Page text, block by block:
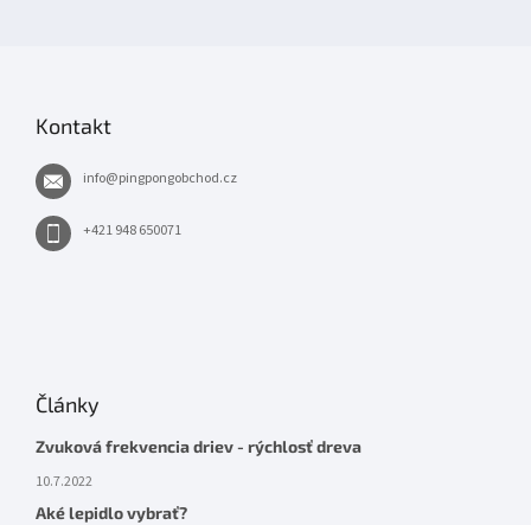
Kontakt
info@pingpongobchod.cz
+421 948 650071
Články
Zvuková frekvencia driev - rýchlosť dreva
10.7.2022
Aké lepidlo vybrať?